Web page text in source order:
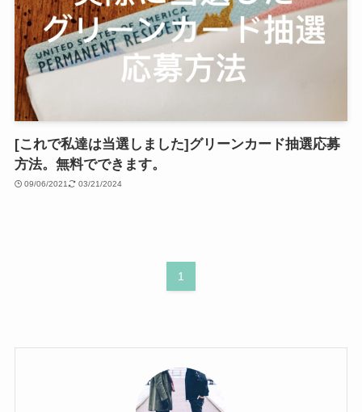
[これで私達は当選しました]グリーンカード抽選応募
方法。無料でできます。
09/06/2021 03/21/2024
1